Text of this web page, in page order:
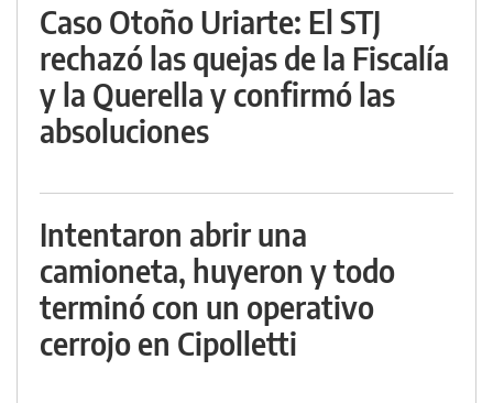
Caso Otoño Uriarte: El STJ
rechazó las quejas de la Fiscalía
y la Querella y confirmó las
absoluciones
Intentaron abrir una
camioneta, huyeron y todo
terminó con un operativo
cerrojo en Cipolletti